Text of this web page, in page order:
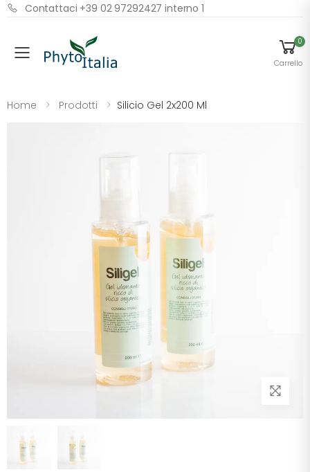
Contattaci +39 02 97292427 interno 1
Menu
0
Carrello
Home Prodotti Silicio Gel 2x200 Ml